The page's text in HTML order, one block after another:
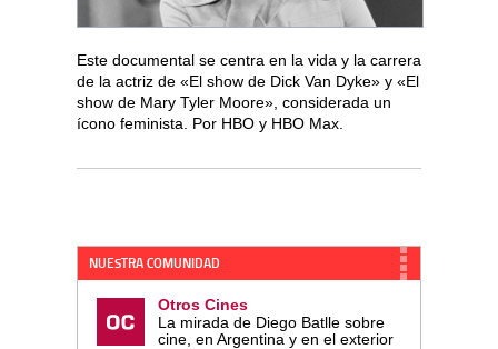
Este documental se centra en la vida y la carrera
de la actriz de «El show de Dick Van Dyke» y «El
show de Mary Tyler Moore», considerada un
ícono feminista. Por HBO y HBO Max.
NUESTRA COMUNIDAD
Otros Cines
La mirada de Diego Batlle sobre
cine, en Argentina y en el exterior